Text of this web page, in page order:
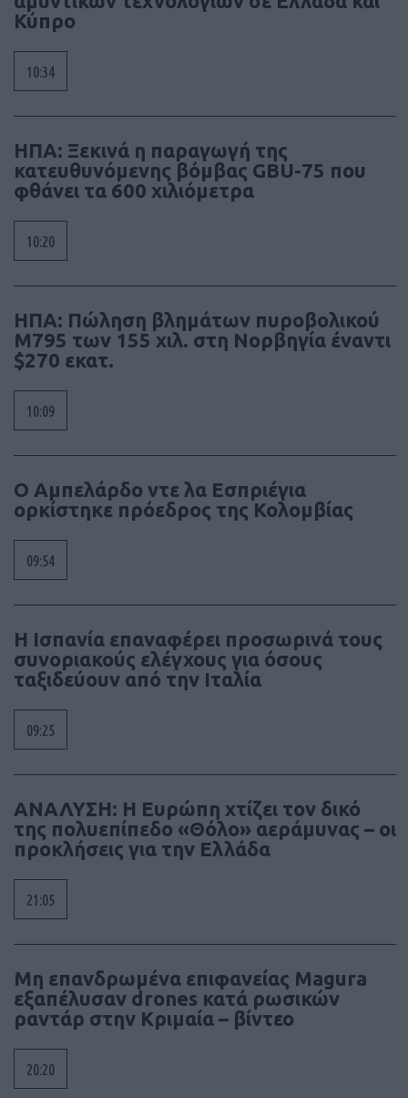
Κύπρο
10:34
ΗΠΑ: Ξεκινά η παραγωγή της
κατευθυνόμενης βόμβας GBU-75 που
φθάνει τα 600 χιλιόμετρα
10:20
ΗΠΑ: Πώληση βλημάτων πυροβολικού
M795 των 155 χιλ. στη Νορβηγία έναντι
$270 εκατ.
10:09
Ο Αμπελάρδο ντε λα Εσπριέγια
ορκίστηκε πρόεδρος της Κολομβίας
09:54
Η Ισπανία επαναφέρει προσωρινά τους
συνοριακούς ελέγχους για όσους
ταξιδεύουν από την Ιταλία
09:25
ΑΝΑΛΥΣΗ: Η Ευρώπη χτίζει τον δικό
της πολυεπίπεδο «Θόλο» αεράμυνας – οι
προκλήσεις για την Ελλάδα
21:05
Μη επανδρωμένα επιφανείας Magura
εξαπέλυσαν drones κατά ρωσικών
ραντάρ στην Κριμαία – βίντεο
20:20